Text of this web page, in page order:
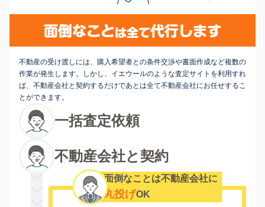
不動産の受け渡しには、購入希望者との条件交渉や書面作成など複数の
作業が発生します。しかし、イエウールのような査定サイトを利用すれ
ば、不動産会社と契約するだけであとは全て不動産会社にお任せするこ
とができます。
一括査定依頼
不動産会社と契約
面倒なことは不動産会社に
丸投げOK